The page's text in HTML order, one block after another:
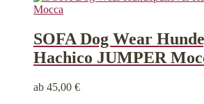
können
auf
der
SOFA Dog Wear
Hachico JUMPER
ab 45,00 €